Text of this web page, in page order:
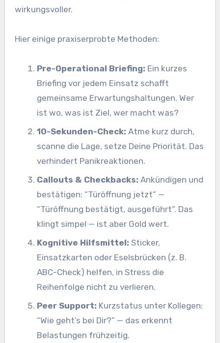
wirkungsvoller.
Hier einige praxiserprobte Methoden:
Pre-Operational Briefing: Ein kurzes
Briefing vor jedem Einsatz schafft
gemeinsame Erwartungshaltungen. Wer
ist wo, was ist Ziel, wer macht was?
10-Sekunden-Check: Atme kurz durch,
scanne die Lage, setze Deine Priorität. Das
verhindert Panikreaktionen.
Callouts & Checkbacks: Ankündigen und
bestätigen: “Türöffnung jetzt” —
“Türöffnung bestätigt, ausgeführt”. Das
klingt simpel — ist aber Gold wert.
Kognitive Hilfsmittel: Sticker,
Einsatzkarten oder Eselsbrücken (z. B.
ABC-Check) helfen, in Stress die
Reihenfolge nicht zu verlieren.
Peer Support: Kurzstatus unter Kollegen:
“Wie geht’s bei Dir?” — das erkennt
Belastungen frühzeitig.